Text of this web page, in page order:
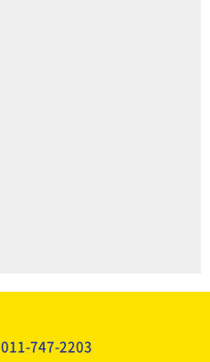
011-747-2203